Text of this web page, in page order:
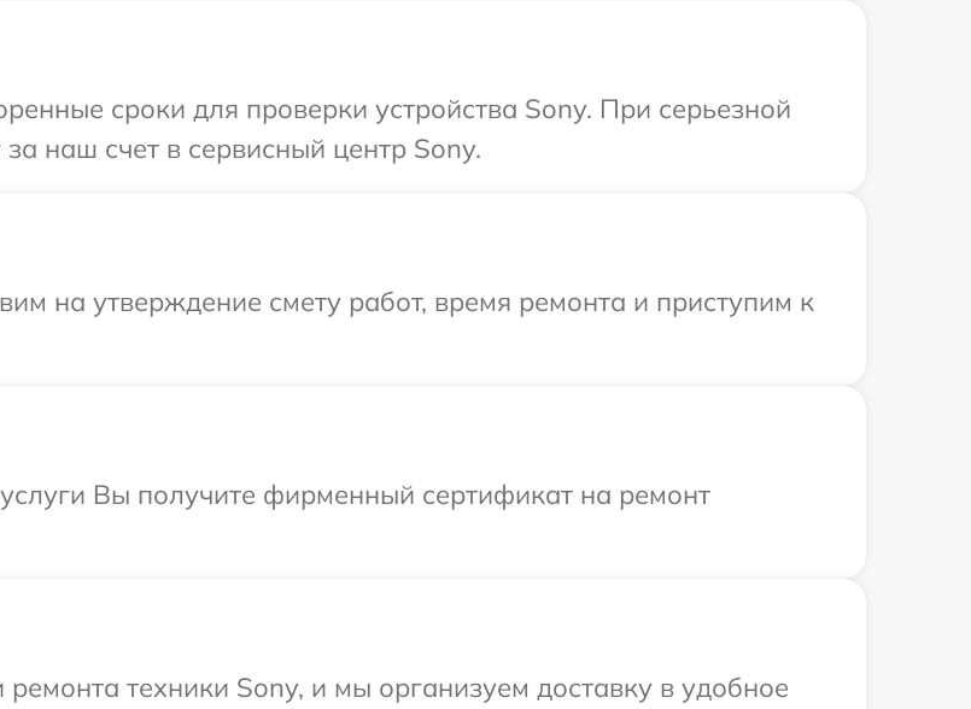
сроки для проверки устройства Sony. При серьезной
наш счет в сервисный центр Sony.
на утверждение смету работ, время ремонта и приступим к
Вы получите фирменный сертификат на ремонт
техники Sony, и мы организуем доставку в удобное